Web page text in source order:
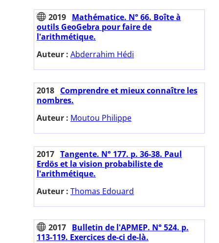
2019 Mathématice. N° 66. Boîte à
outils GeoGebra pour faire de
l'arithmétique.
Auteur : Abderrahim Hédi
2018 Comprendre et mieux connaître les
nombres.
Auteur : Moutou Philippe
2017 Tangente. N° 177. p. 36-38. Paul
Erdös et la vision probabiliste de
l'arithmétique.
Auteur : Thomas Edouard
2017 Bulletin de l'APMEP. N° 524. p.
113-119. Exercices de-ci de-là.